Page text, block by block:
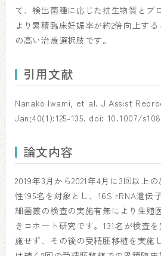
て、検出菌種に応じた抗生物質とプ
より累積臨床妊娠率が約2倍向上す
の高い治療選択肢です。
引用文献
Nanako Iwami, et al. J Assist
Jan;40(1):125-135. doi: 10.1007/
論文内容
2019年3月から2021年4月に3回以上
性195名を対象とし、16S rRNA遺伝
細菌叢の検査の実施有無により生殖
きコホート研究です。131名が検査
施せず、その後の受精胚移植を実施